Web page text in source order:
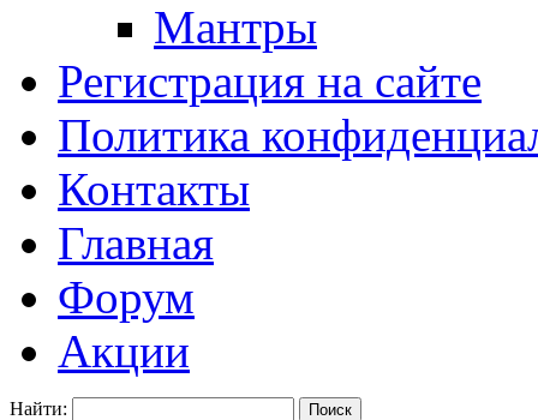
Мантры
Регистрация на сайте
Политика
Контакты
Главная
Форум
Акции
Найти: